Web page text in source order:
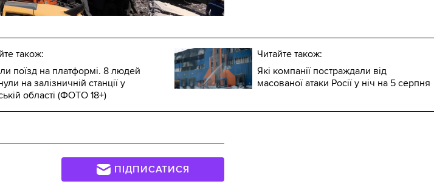
також:
поїзд на платформі. 8 людей
на залізничній станції у
області (ФОТО 18+)
Читайте також:
Які компанії постраждали від
масованої атаки Росії у ніч на 5 серпня
ПІДПИСАТИСЯ